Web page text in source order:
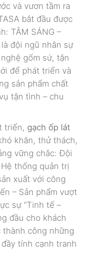
và vươn tầm ra
bắt đầu được
TÂM SÁNG –
đội ngũ nhân sự
gốm sứ, tận
để phát triển và
sản phẩm chất
tận tình – chu
triển, gạch ốp lát
khăn, thử thách,
vững chắc: Đội
thống quản trị
xuất với công
– Sản phẩm vượt
sự “Tinh tế –
đầu cho khách
công những
tính cạnh tranh